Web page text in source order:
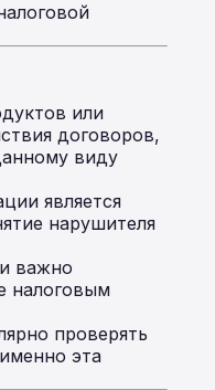
или
договоров,
виду
является
нарушителя
важно
налоговым
проверять
эта